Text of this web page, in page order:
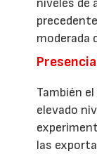
niveles de
moderada
También
elevado
las